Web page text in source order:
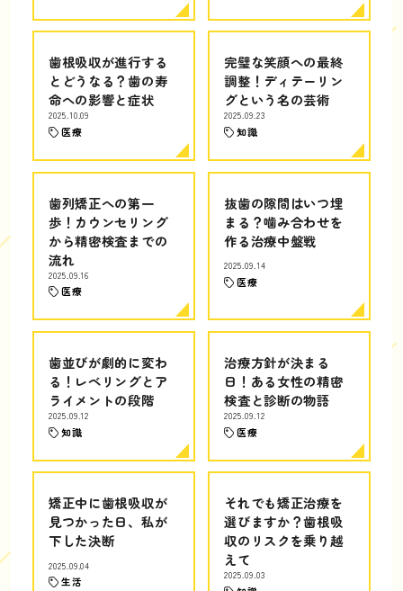
歯根吸収が進行する
とどうなる？歯の寿
命への影響と症状
2025.10.09
医療
完璧な笑顔への最終
調整！ディテーリン
グという名の芸術
2025.09.23
知識
歯列矯正への第一
歩！カウンセリング
から精密検査までの
流れ
2025.09.16
医療
抜歯の隙間はいつ埋
まる？噛み合わせを
作る治療中盤戦
2025.09.14
医療
歯並びが劇的に変わ
る！レベリングとア
ライメントの段階
2025.09.12
知識
治療方針が決まる
日！ある女性の精密
検査と診断の物語
2025.09.12
医療
矯正中に歯根吸収が
見つかった日、私が
下した決断
2025.09.04
生活
それでも矯正治療を
選びますか？歯根吸
収のリスクを乗り越
えて
2025.09.03